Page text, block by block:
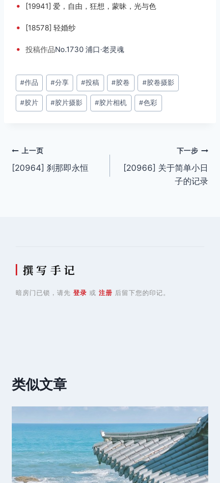
• [19941] 爱，自由，狂想，蒙昧，光与色
• [18578] 轻婚纱
• 投稿作品No.1730 浦口·老灵魂
文
章
标
#作品 #分享 #投稿 #胶卷 #胶卷摄影
#胶片 #胶片摄影 #胶片相机 #色彩
文
章
上一页
[20964] 刹那即永恒
下一步
[20966] 关于简单小日
子的记录
撰 写 手 记
暗房门已锁，请先 登录 或 注册 后留下您的印记。
类似文章